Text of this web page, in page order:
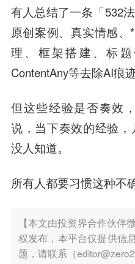
有人总结了一条「532
原创案例、真实情感、
理、框架搭建、标
ContentAny等去除AI痕迹
但这些经验是否奏效
说，当下奏效的经验，
没人知道。
所有人都要习惯这种不
【本文由投资界合作伙伴
权发布，本平台仅提供信
题，请联系（